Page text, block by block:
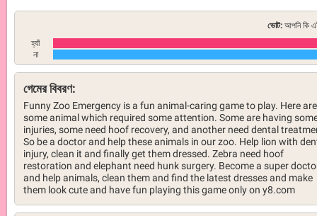
ভোট: আপনি কি
হ্যাঁ
না
গেমের বিবরণ:
Funny Zoo Emergency is a fun animal-caring game to play. Here are
some animal which required some attention. Some are having
injuries, some need hoof recovery, and another need dental
So be a doctor and help these animals in our zoo. Help lion with
injury, clean it and finally get them dressed. Zebra need hoof
restoration and elephant need hunk surgery. Become a super
and help animals, clean them and find the latest dresses and make
them look cute and have fun playing this game only on y8.com